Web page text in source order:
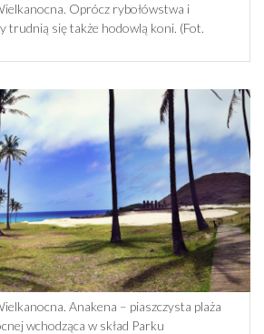
Oprócz rybołówstwa i
trudnią się także hodowlą koni. (Fot.
Anakena – piaszczysta plaża
wchodząca w skład Parku